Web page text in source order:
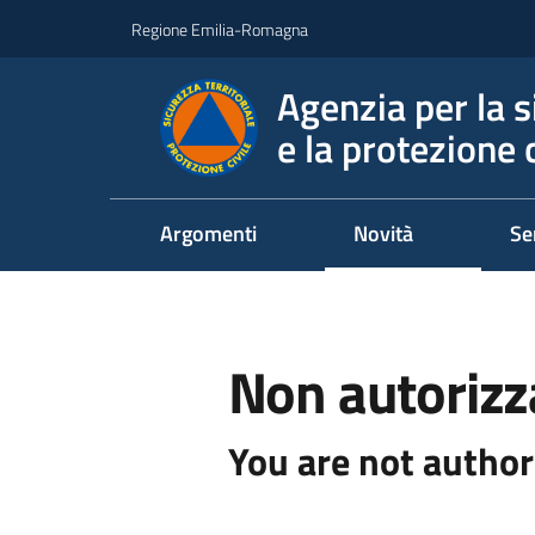
Regione Emilia-Romagna
Agenzia per la
e la protezione
Argomenti Novità
Non
You are not